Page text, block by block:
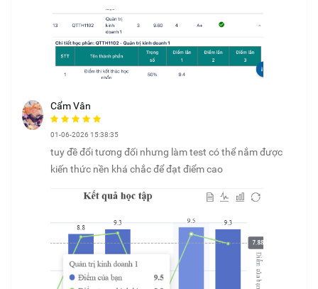
Cẩm Vân
01-06-2026 15:38:35
tuy đề đổi tương đối nhưng làm test có thể nắm được
kiến thức nền khá chắc để đạt điểm cao